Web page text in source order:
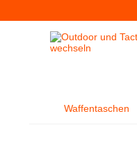
Waffentaschen